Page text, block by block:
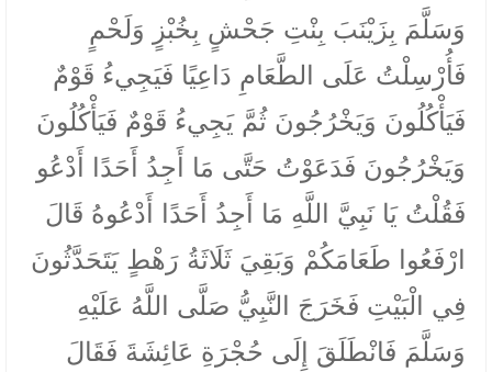
وَسَلَّمَ بِزَيْنَبَ بِنْتِ جَحْشٍ بِخُبْزٍ وَلَحْمٍ
فَأُرْسِلْتُ عَلَى الطَّعَامِ دَاعِيًا فَيَجِيءُ قَوْمٌ
فَيَأْكُلُونَ وَيَخْرُجُونَ ثُمَّ يَجِيءُ قَوْمٌ فَيَأْكُلُونَ
وَيَخْرُجُونَ فَدَعَوْتُ حَتَّى مَا أَجِدُ أَحَدًا أَدْعُو
فَقُلْتُ يَا نَبِيَّ اللَّهِ مَا أَجِدُ أَحَدًا أَدْعُوهُ قَالَ
ارْفَعُوا طَعَامَكُمْ وَبَقِيَ ثَلَاثَةُ رَهْطٍ يَتَحَدَّثُونَ
فِي الْبَيْتِ فَخَرَجَ النَّبِيُّ صَلَّى اللَّهُ عَلَيْهِ
وَسَلَّمَ فَانْطَلَقَ إِلَى حُجْرَةِ عَائِشَةَ فَقَالَ